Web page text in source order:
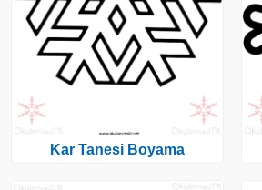
Kar Tanesi Boyama